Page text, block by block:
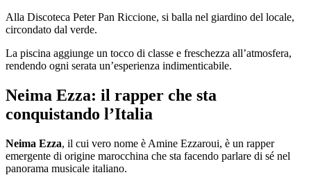
Alla Discoteca Peter Pan Riccione, si balla nel giardino del locale,
circondato dal verde.
La piscina aggiunge un tocco di classe e freschezza all’atmosfera,
rendendo ogni serata un’esperienza indimenticabile.
Neima Ezza: il rapper che sta
conquistando l’Italia
Neima Ezza, il cui vero nome è Amine Ezzaroui, è un rapper
emergente di origine marocchina che sta facendo parlare di sé nel
panorama musicale italiano.